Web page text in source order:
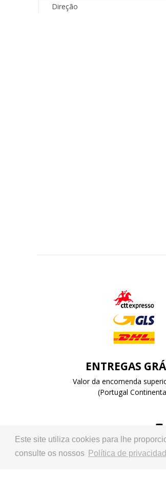
Este site utiliza cookies para lhe
consulte os nossos Política de
Direção
ENTREGAS
Valor da encomenda
(Portugal
Representante oficial: